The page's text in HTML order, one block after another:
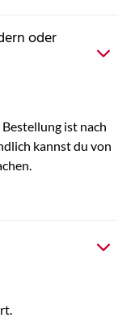
oder
ist nach
kannst du von